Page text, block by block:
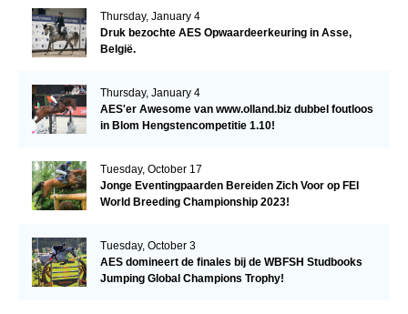
Thursday, January 4
Druk bezochte AES Opwaardeerkeuring in Asse,
België.
Thursday, January 4
AES'er Awesome van www.olland.biz dubbel foutloos
in Blom Hengstencompetitie 1.10!
Tuesday, October 17
Jonge Eventingpaarden Bereiden Zich Voor op FEI
World Breeding Championship 2023!
Tuesday, October 3
AES domineert de finales bij de WBFSH Studbooks
Jumping Global Champions Trophy!